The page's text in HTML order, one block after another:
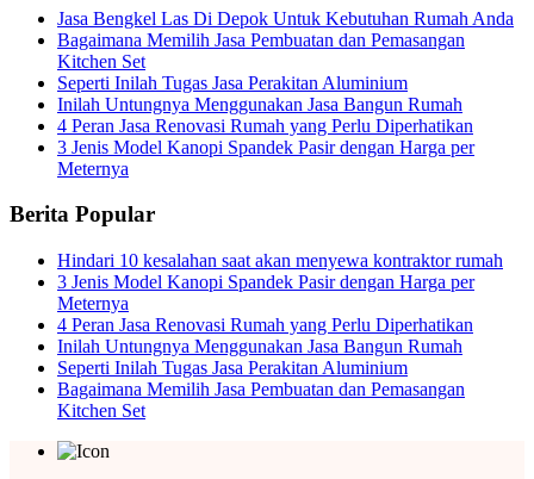
Jasa Bengkel Las Di Depok Untuk Kebutuhan Rumah Anda
Bagaimana Memilih Jasa Pembuatan dan Pemasangan
Kitchen Set
Seperti Inilah Tugas Jasa Perakitan Aluminium
Inilah Untungnya Menggunakan Jasa Bangun Rumah
4 Peran Jasa Renovasi Rumah yang Perlu Diperhatikan
3 Jenis Model Kanopi Spandek Pasir dengan Harga per
Meternya
Berita Popular
Hindari 10 kesalahan saat akan menyewa kontraktor rumah
3 Jenis Model Kanopi Spandek Pasir dengan Harga per
Meternya
4 Peran Jasa Renovasi Rumah yang Perlu Diperhatikan
Inilah Untungnya Menggunakan Jasa Bangun Rumah
Seperti Inilah Tugas Jasa Perakitan Aluminium
Bagaimana Memilih Jasa Pembuatan dan Pemasangan
Kitchen Set